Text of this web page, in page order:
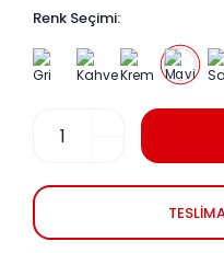
Renk Seçimi: